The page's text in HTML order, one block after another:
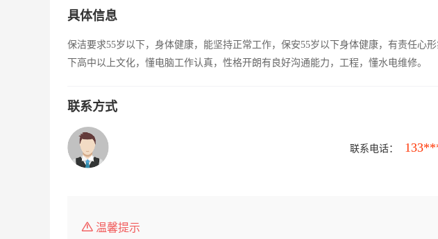
具体信息
保洁要求55岁以下，身体健康，能坚持正常工作，保安55岁以下身体健康，有责任心
下高中以上文化，懂电脑工作认真，性格开朗有良好沟通能力，工程，懂水电维修。
联系方式
联系电话：
温馨提示